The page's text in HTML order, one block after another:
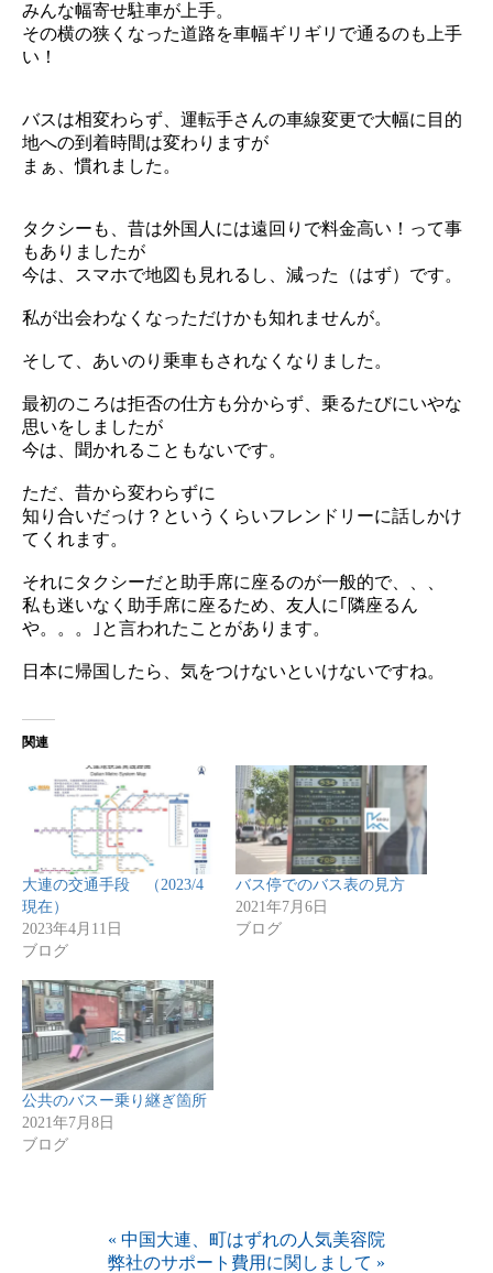
みんな幅寄せ駐車が上手。
その横の狭くなった道路を車幅ギリギリで通るのも上手
い！
バスは相変わらず、運転手さんの車線変更で大幅に目的
地への到着時間は変わりますが
まぁ、慣れました。
タクシーも、昔は外国人には遠回りで料金高い！って事
もありましたが
今は、スマホで地図も見れるし、減った（はず）です。
私が出会わなくなっただけかも知れませんが。
そして、あいのり乗車もされなくなりました。
最初のころは拒否の仕方も分からず、乗るたびにいやな
思いをしましたが
今は、聞かれることもないです。
ただ、昔から変わらずに
知り合いだっけ？というくらいフレンドリーに話しかけ
てくれます。
それにタクシーだと助手席に座るのが一般的で、、、
私も迷いなく助手席に座るため、友人に｢隣座るん
や。。。｣と言われたことがあります。
日本に帰国したら、気をつけないといけないですね。
関連
大連の交通手段 （2023/4
現在）
2023年4月11日
ブログ
バス停でのバス表の見方
2021年7月6日
ブログ
公共のバスー乗り継ぎ箇所
2021年7月8日
ブログ
« 中国大連、町はずれの人気美容院
弊社のサポート費用に関しまして »